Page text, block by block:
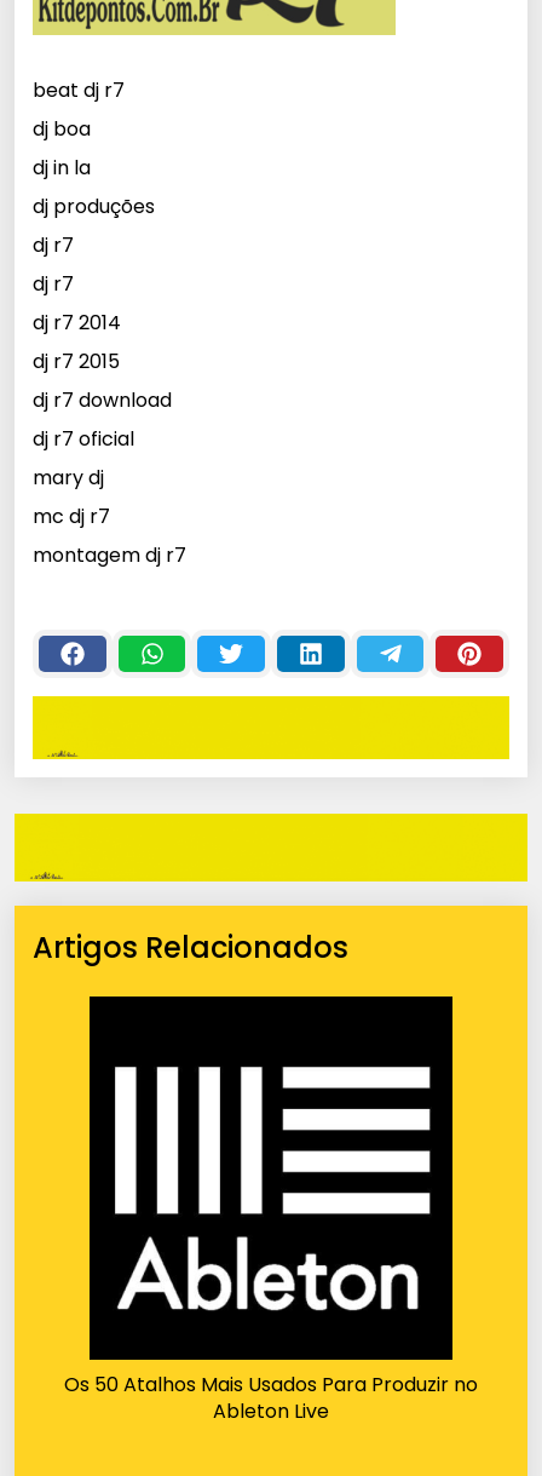
beat dj r7
dj boa
dj in la
dj produções
dj r7
dj r7
dj r7 2014
dj r7 2015
dj r7 download
dj r7 oficial
mary dj
mc dj r7
montagem dj r7
Artigos Relacionados
Os 50 Atalhos Mais Usados Para Produzir no
Ableton Live